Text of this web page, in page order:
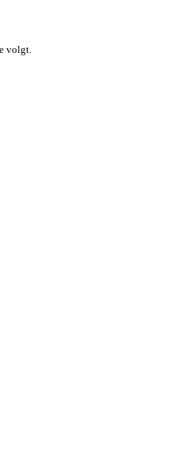
van elk item in realtime volgt.